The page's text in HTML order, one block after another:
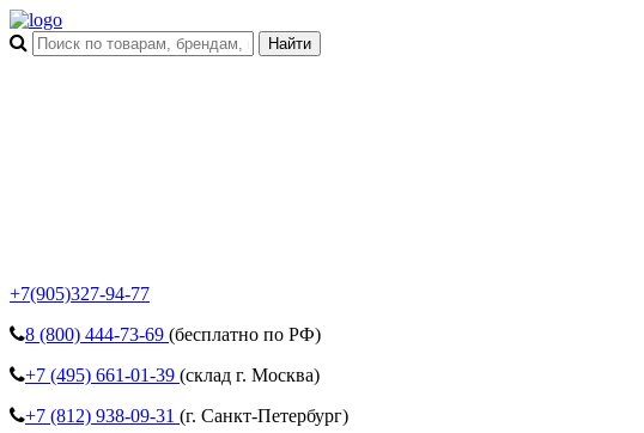
+7(905)327-94-77
8 (800) 444-73-69 (бесплатно по РФ)
+7 (495) 661-01-39 (склад г. Москва)
+7 (812) 938-09-31 (г. Санкт-Петербург)